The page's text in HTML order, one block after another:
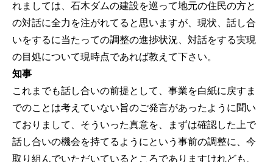
れましては、石木ダムの建設を巡って地元の住民の方と
の対話に全力を注がれてると思いますが、現状、話し合
いをするに当たっての調整の進捗状況、対話をする実現
の目処について現時点であれば教えて下さい。
知事
これまでも話し合いの前提として、事業を白紙に戻すま
でのことは考えていない旨のご発言があったように聞い
ておりまして、そういった真意を、まずは確認した上で
話し合いの機会を持てるようにという事前の調整に、今
取り組んでいただいているところでありますけれども、